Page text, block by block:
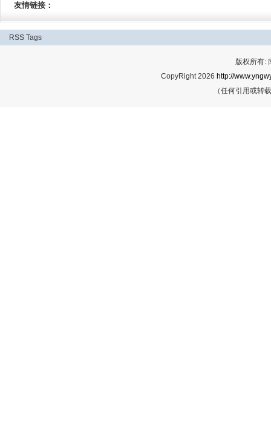
友情链接：
RSS Tags
版权所有:
CopyRight 2026 http://
（任何引用或转